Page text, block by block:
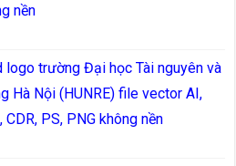
nền
logo trường Đại học Tài nguyên và
Hà Nội (HUNRE) file vector AI,
CDR, PS, PNG không nền